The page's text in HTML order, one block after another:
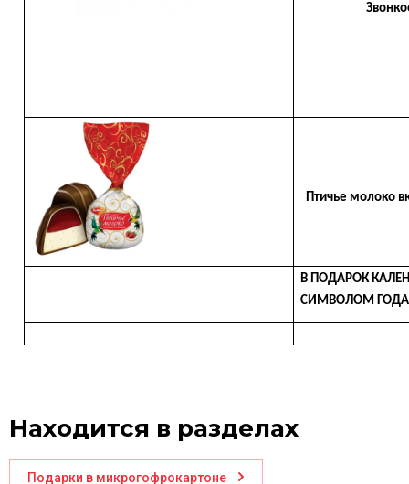
Звонкое
Птичье молоко
В ПОДАРОК
СИМВОЛОМ ГОДА
Находится в разделах
Подарки в микрогофрокартоне